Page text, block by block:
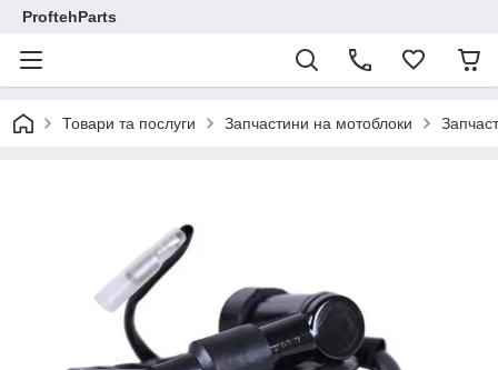
ProftehParts
Товари та послуги Запчастини на мотоблоки